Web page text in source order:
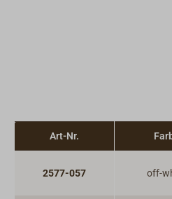
Art-Nr.
2577-057 off-